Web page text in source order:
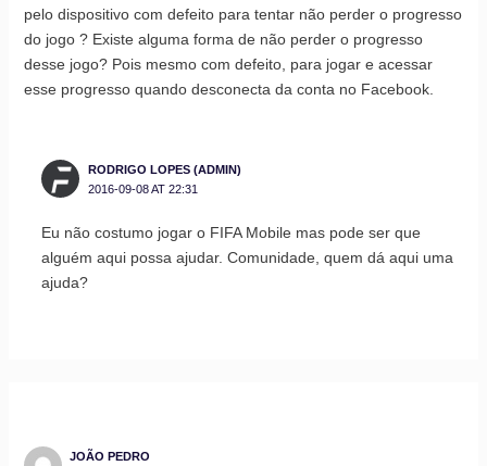
pelo dispositivo com defeito para tentar não perder o progresso
do jogo ? Existe alguma forma de não perder o progresso
desse jogo? Pois mesmo com defeito, para jogar e acessar
esse progresso quando desconecta da conta no Facebook.
RODRIGO LOPES (ADMIN)
2016-09-08 AT 22:31
Eu não costumo jogar o FIFA Mobile mas pode ser que
alguém aqui possa ajudar. Comunidade, quem dá aqui uma
ajuda?
JOÃO PEDRO